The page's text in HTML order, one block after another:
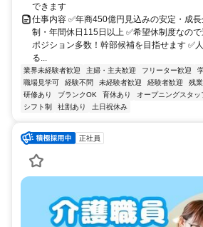
できます
仕事内容 ✅年商450億円見込みの安定・成長
制・年間休日115日以上 ✅希望休制度なの
ポジション多数！幹部候補を目指せます ✅
る...
業界未経験者歓迎 主婦・主夫歓迎 フリーター歓迎
職場見学可
経験不問 未経験者歓迎 経験者歓迎 残業
研修あり
ブランクOK 育休あり オープニングスタッ
シフト制
社割あり 土日祝休み
正社員